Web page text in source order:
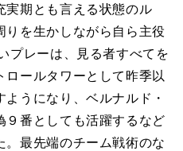
期とも言える状態のル
りを生かしながら自ら主役
プレーは、見る者すべてを
ロールタワーとして昨季以
うになり、ベルナルド・
９番としても活躍するなど
最先端のチーム戦術のな